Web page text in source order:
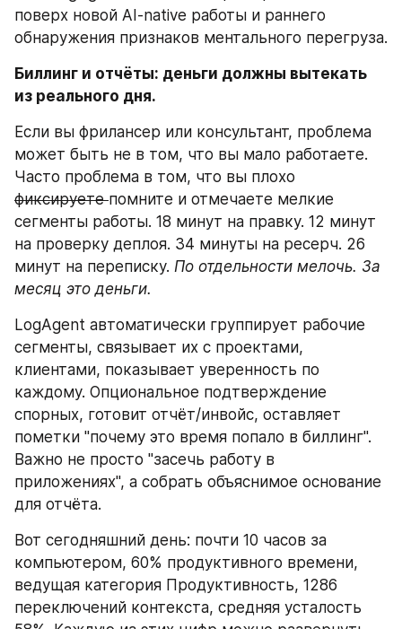
поверх новой AI-native работы и раннего
обнаружения признаков ментального перегруза.
Биллинг и отчёты: деньги должны вытекать
из реального дня.
Если вы фрилансер или консультант, проблема
может быть не в том, что вы мало работаете.
фиксируете помните и отмечаете мелкие
сегменты работы. 18 минут на правку. 12 минут
на проверку деплоя. 34 минуты на ресерч. 26
минут на переписку. По отдельности мелочь. За
месяц это деньги.
LogAgent автоматически группирует рабочие
сегменты, связывает их с проектами,
клиентами, показывает уверенность по
каждому. Опциональное подтверждение
спорных, готовит отчёт/инвойс, оставляет
пометки "почему это время попало в биллинг".
Важно не просто "засечь работу в
приложениях", а собрать объяснимое основание
для отчёта.
Вот сегодняшний день: почти 10 часов за
компьютером, 60% продуктивного времени,
ведущая категория Продуктивность, 1286
переключений контекста, средняя усталость